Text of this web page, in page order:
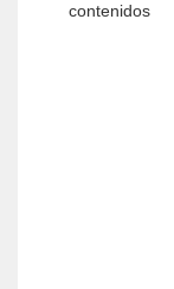
contenidos